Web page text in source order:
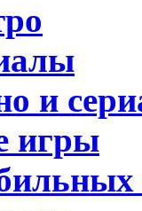
и
игры